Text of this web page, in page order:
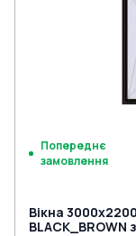
Попереднє
замовлення
Вікна
BLACK_BROWN